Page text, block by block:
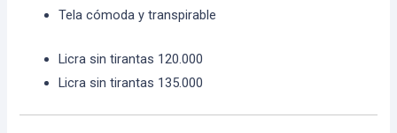
Tela cómoda y transpirable
Licra sin tirantas 120.000
Licra sin tirantas 135.000